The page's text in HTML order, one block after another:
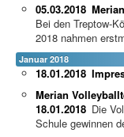
05.03.2018
Bei den Treptow-
2018 nahmen
Januar 2018
18.01.2018
Merian
18.01.2018 Die
Schule gewinnen